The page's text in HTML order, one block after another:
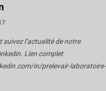
suivez l’actualité de notre
Lien complet
in/prelevair-laboratoire-